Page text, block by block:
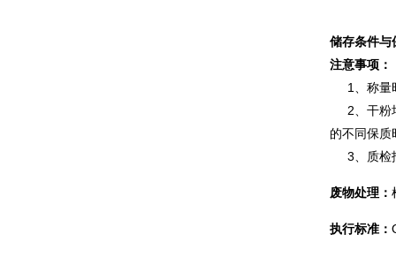
储存条件与
注意事项：
1、称量
2、干粉
的不同保质
3、质检
废物处理：
执行标准：